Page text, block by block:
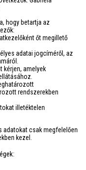
hogy betartja az
őt megillető
adatai jogcíméről, az
kérjen, amelyek
rendszerekben
illetéktelen
adatokat csak megfelelően
kezel.